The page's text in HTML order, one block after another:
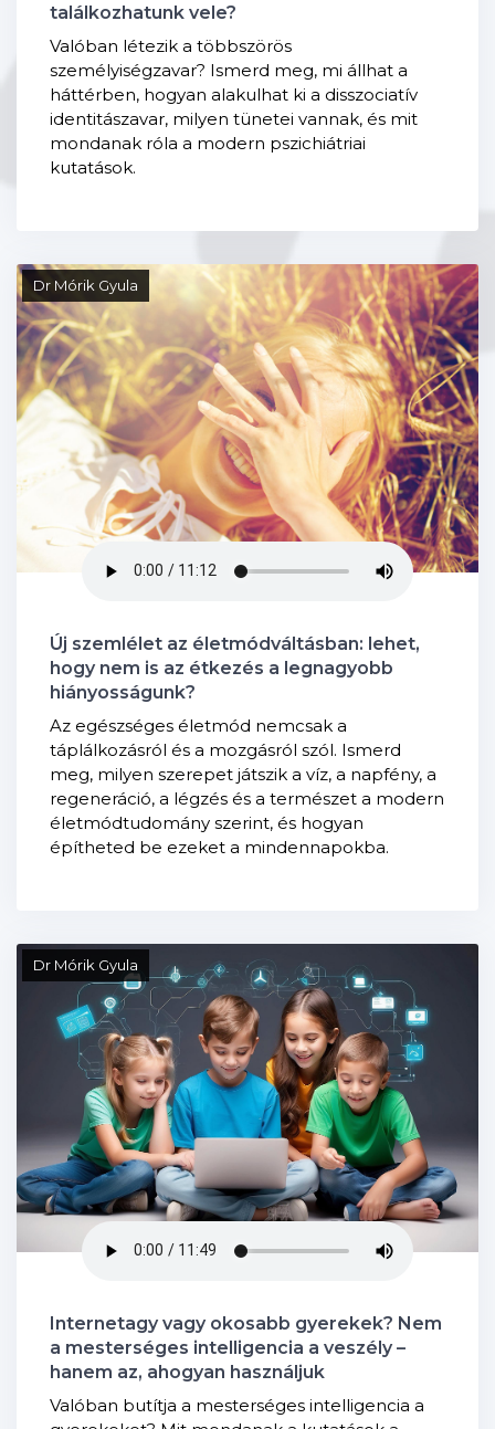
találkozhatunk vele?
Valóban létezik a többszörös
személyiségzavar? Ismerd meg, mi állhat a
háttérben, hogyan alakulhat ki a disszociatív
identitászavar, milyen tünetei vannak, és mit
mondanak róla a modern pszichiátriai
kutatások.
Dr Mórik Gyula
Új szemlélet az életmódváltásban: lehet,
hogy nem is az étkezés a legnagyobb
hiányosságunk?
Az egészséges életmód nemcsak a
táplálkozásról és a mozgásról szól. Ismerd
meg, milyen szerepet játszik a víz, a napfény, a
regeneráció, a légzés és a természet a modern
életmódtudomány szerint, és hogyan
építheted be ezeket a mindennapokba.
Dr Mórik Gyula
Internetagy vagy okosabb gyerekek? Nem
a mesterséges intelligencia a veszély –
hanem az, ahogyan használjuk
Valóban butítja a mesterséges intelligencia a